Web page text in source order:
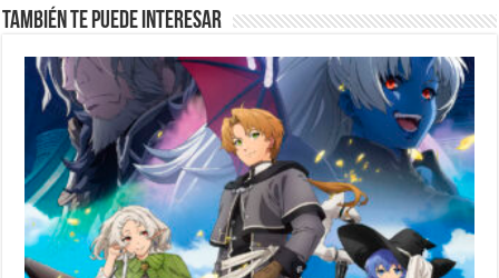
También te puede interesar